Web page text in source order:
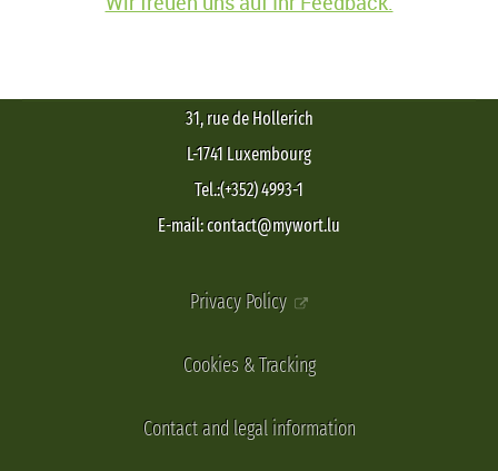
31, rue de Hollerich
L-1741 Luxembourg
Tel.:(+352) 4993-1
E-mail: contact@mywort.lu
Privacy Policy
Cookies & Tracking
Contact and legal information